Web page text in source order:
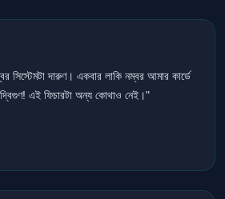
সিস্টেমটা দারুণ। একবার লাকি নম্বর আমার কার্ডে
এই ফিচারটা অন্য কোথাও নেই।"